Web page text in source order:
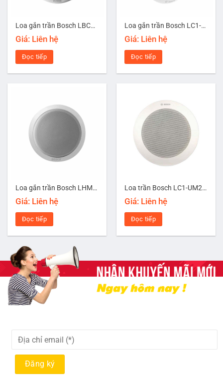
Loa gắn trần Bosch LBC3090/31
Giá: Liên hệ
Đọc tiếp
Loa gắn trần Bosch LC1-WC06E8
Giá: Liên hệ
Đọc tiếp
Loa gắn trần Bosch LHM0606/10
Giá: Liên hệ
Đọc tiếp
Loa trần Bosch LC1-UM24E8
Giá: Liên hệ
Đọc tiếp